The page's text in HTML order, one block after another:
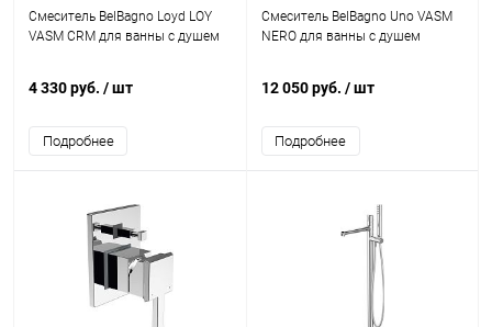
Смеситель BelBagno Loyd LOY
VASM CRM для ванны с душем
4 330 руб. / шт
Подробнее
Смеситель BelBagno Uno VASM
NERO для ванны с душем
12 050 руб. / шт
Подробнее